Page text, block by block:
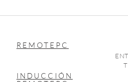
REMOTEPC
INDUCCIÓN